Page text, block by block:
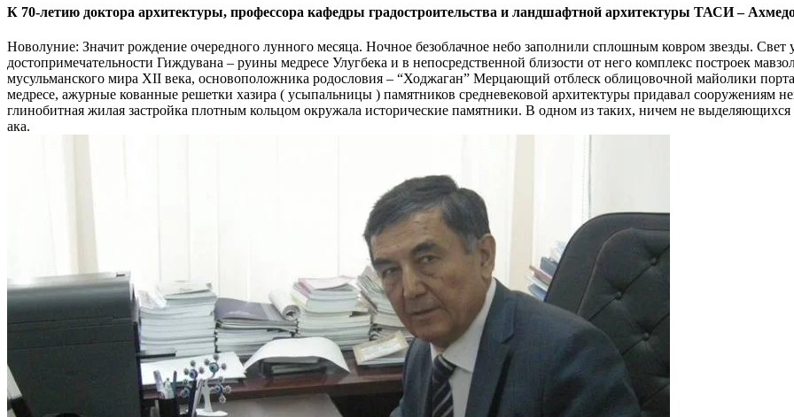
К 70-летию доктора архитектуры, профессора кафедры градостроительства и ландшафтной архитектуры ТАСИ –
Новолуние: Значит рождение очередного лунного месяца. Ночное безоблачное небо заполнили сплошным ковром звезды.
достопримечательности Гиждувана – руины медресе Улугбека и в непосредственной близости от него комплекс построек
мусульманского мира XII века, основоположника родословия – “Ходжаган” Мерцающий отблеск облицовочной майолики
медресе, ажурные кованные решетки хазира ( усыпальницы ) памятников средневековой архитектуры придавал сооружениям
глинобитная жилая застройка плотным кольцом окружала исторические памятники. В одном из таких, ничем не
ака.